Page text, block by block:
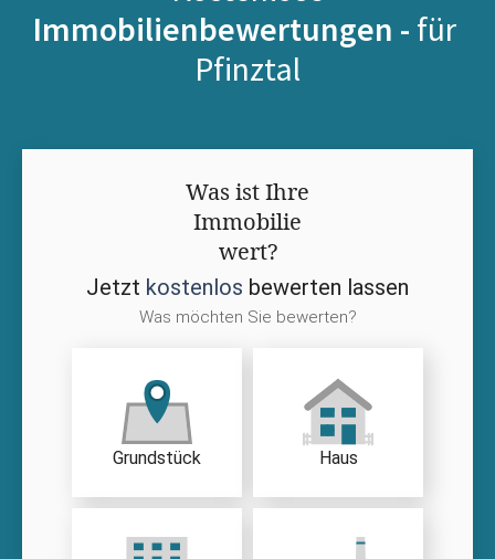
Immobilienbewertungen - für
Pfinztal
Was ist Ihre
Immobilie
wert?
Jetzt kostenlos bewerten lassen
Was möchten Sie bewerten?
Grundstück Haus